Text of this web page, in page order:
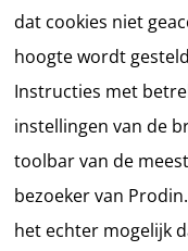
dat cookies niet
hoogte wordt
Instructies met
instellingen van de
toolbar van de
bezoeker van
het echter mogelijk